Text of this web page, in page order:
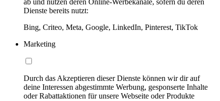
Dienste bereits nutzt:
Bing, Criteo, Meta, Google, LinkedIn, Pinterest, TikTok
Marketing
Durch das Akzeptieren dieser Dienste können wir dir auf
deine Interessen abgestimmte Werbung, gesponserte Inhalte
oder Rabattaktionen für unsere Webseite oder Produkte